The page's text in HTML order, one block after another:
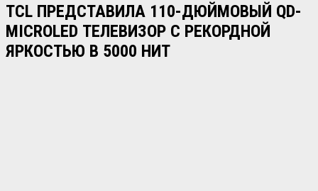
TCL ПРЕДСТАВИЛА 110-ДЮЙМОВЫЙ QD-
MICROLED ТЕЛЕВИЗОР С РЕКОРДНОЙ
ЯРКОСТЬЮ В 5000 НИТ